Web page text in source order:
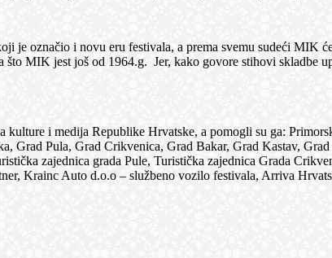
i novu eru festivala, a prema svemu sudeći MIK
MIK jest još od 1964.g. Jer, kako govore stihovi skladbe
i medija Republike Hrvatske, a pomogli su ga:
Grad Pula, Grad Crikvenica, Grad Bakar, Grad Kastav,
zajednica grada Pule, Turistička zajednica Grada
Krainc Auto d.o.o – službeno vozilo festivala, Arriva